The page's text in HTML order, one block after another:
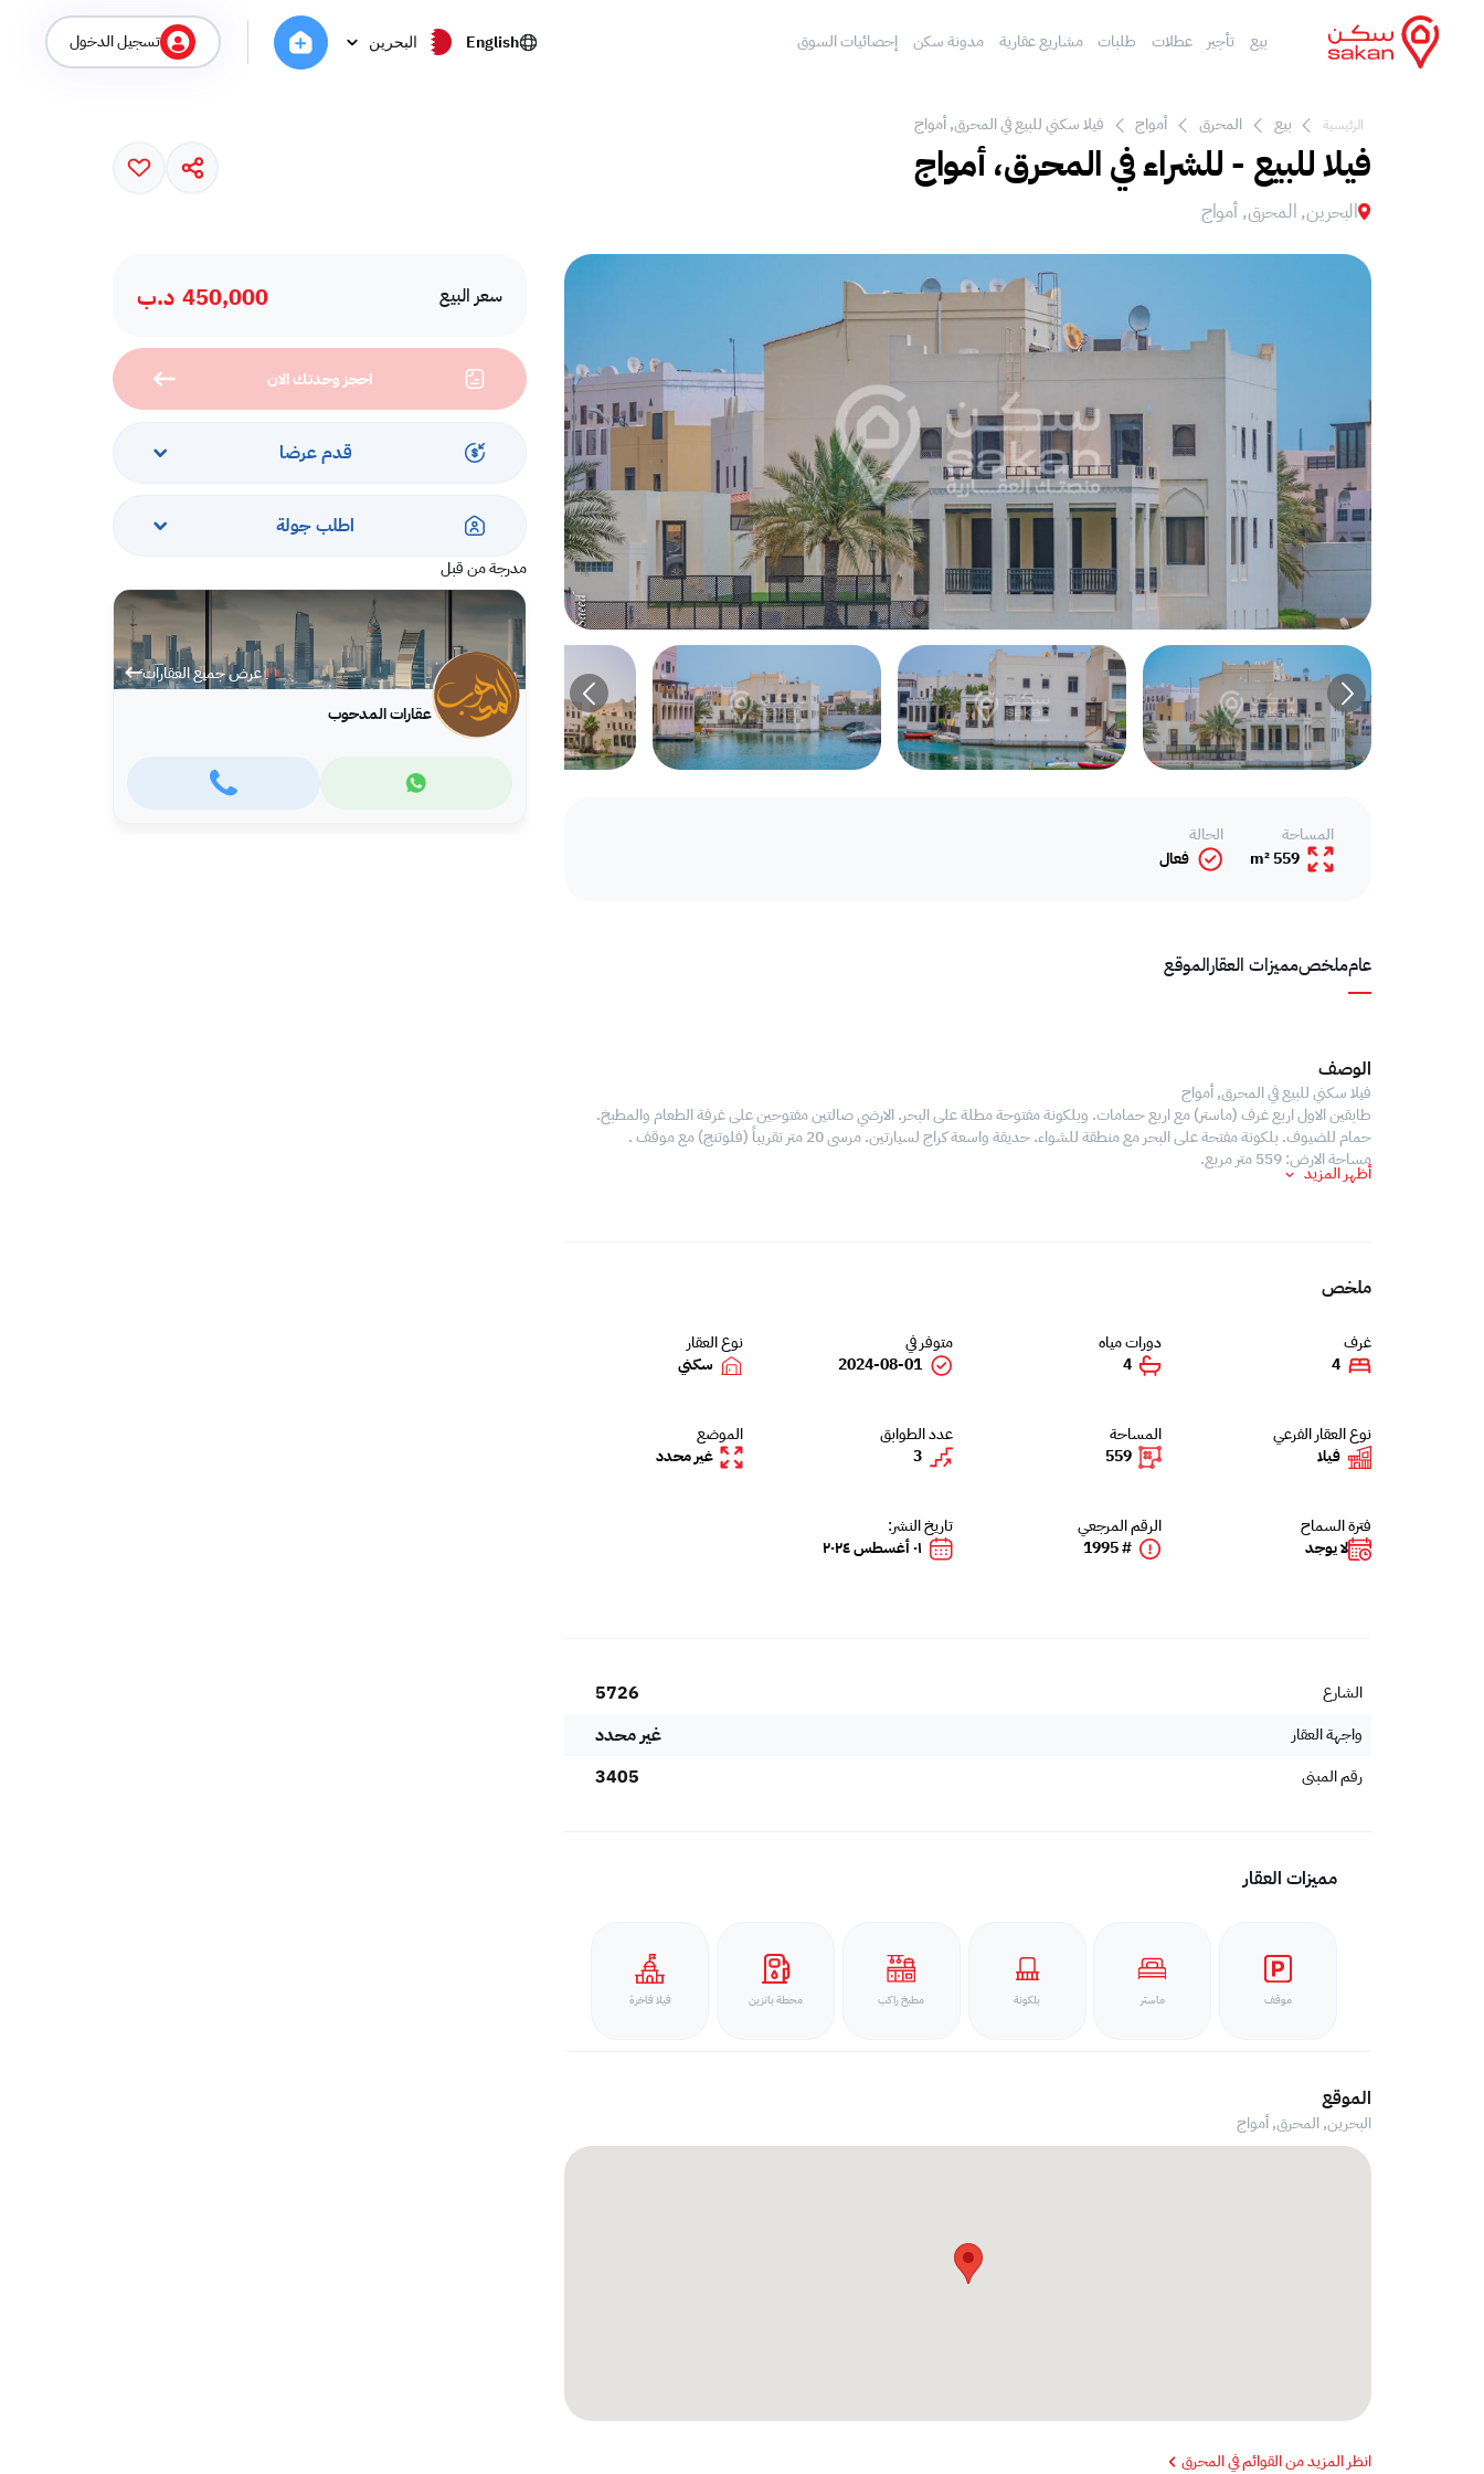
بيع تأجير عطلات طلبات مشاريع عقارية مدونة سكن إحصائيات السوق English البحرين تسجيل الدخول
الرئيسية بيع المحرق أمواج فيلا سكني للبيع في المحرق, أمواج
فيلا للبيع - للشراء في المحرق، أمواج
البحرين, المحرق, أمواج
سعر البيع 450,000 د.ب
احجز وحدتك الان
قدم عرضا
اطلب جولة
مدرجة من قبل
عرض جميع العقارات
عقارات المدحوب
عامملخصمميزات العقارالموقع
المساحة
559 m²
الحالة
فعال
الوصف
فيلا سكني للبيع في المحرق, أمواج
طابقين الاول اربع غرف (ماستر) مع اربع حمامات. وبلكونة مفتوحة مطلة على البحر. الارضي صالتين مفتوحين على غرفة الطعام والمطبخ.
حمام للضيوف. بلكونة مفتحة على البحر مع منطقة للشواء. حديقة واسعة كراج لسيارتين. مرسى 20 متر تقريباً (فلوتنج) مع موقف .
مساحة الارض: 559 متر مربع.
أظهر المزيد
ملخص
غرف
4
دورات مياه
4
متوفر في
2024-08-01
نوع العقار
سكني
نوع العقار الفرعي
فيلا
المساحة
559
عدد الطوابق
3
الموضع
غير محدد
فترة السماح
لا يوجد
الرقم المرجعي
# 1995
تاريخ النشر:
٠١ أغسطس ٢٠٢٤
الشارع 5726
واجهة العقار غير محدد
رقم المبنى 3405
مميزات العقار
موقف ماستر بلكونة مطبخ راكب محطة بانزين فيلا فاخرة
الموقع
البحرين, المحرق,أمواج
انظر المزيد من القوائم في المحرق